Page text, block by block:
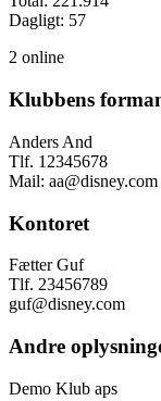
Dagligt: 57
2 online
Klubbens
Anders And
Tlf. 12345678
Mail: aa@disney.com
Kontoret
Fætter Guf
Tlf. 23456789
guf@disney.com
Andre
Demo Klub aps